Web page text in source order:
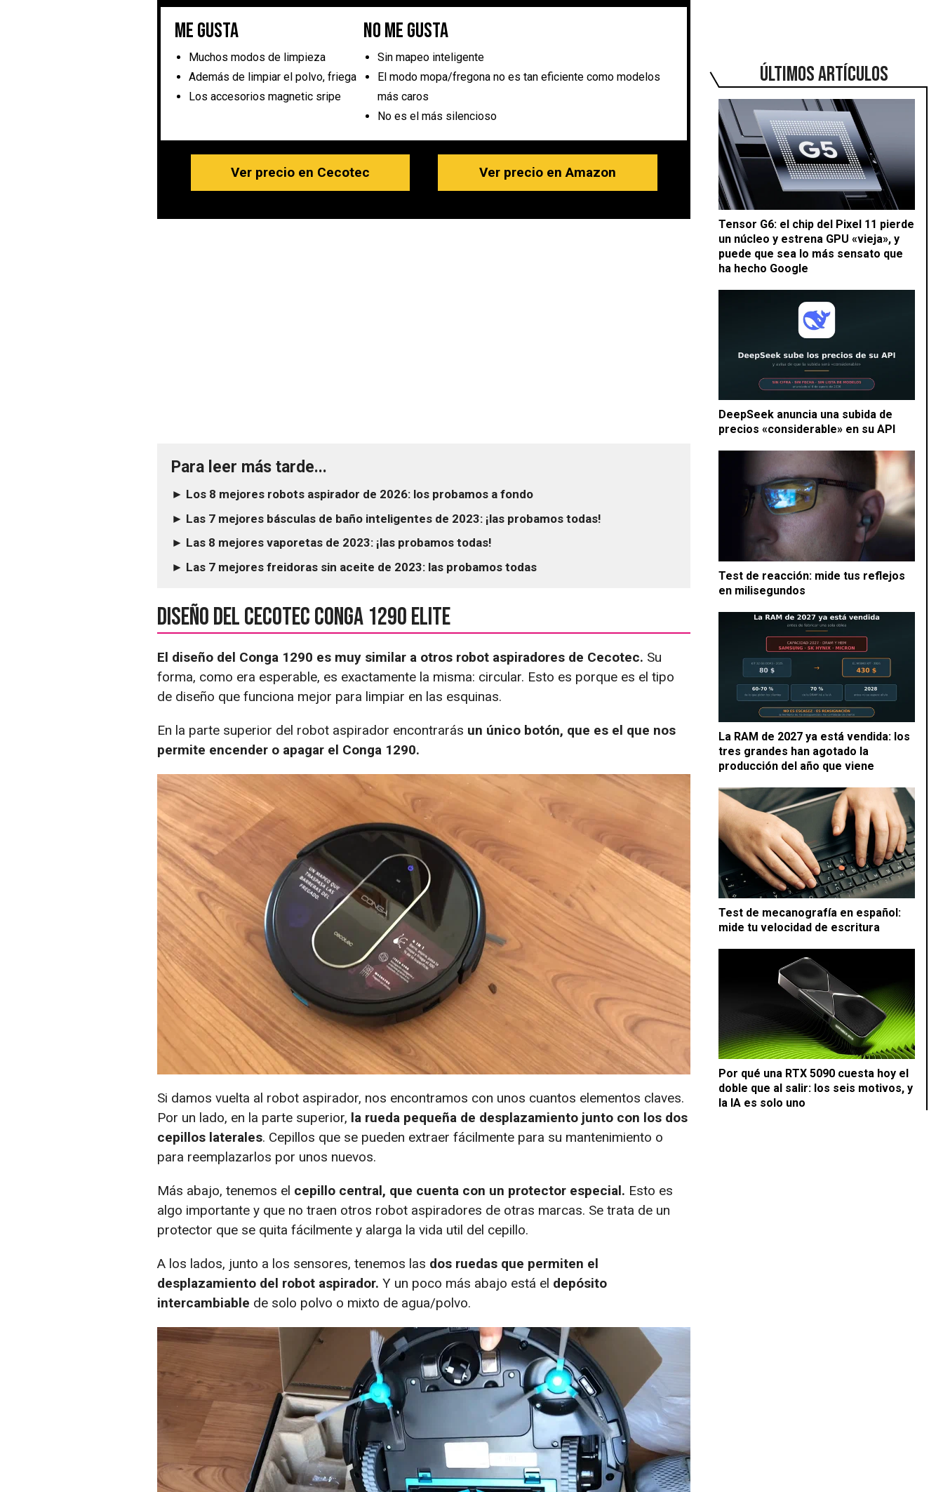
ÚLTIMOS ARTÍCULOS
Tensor G6: el chip del Pixel 11 pierde
un núcleo y estrena GPU «vieja», y
puede que sea lo más sensato que
ha hecho Google
DeepSeek anuncia una subida de
precios «considerable» en su API
Test de reacción: mide tus reflejos
en milisegundos
La RAM de 2027 ya está vendida: los
tres grandes han agotado la
producción del año que viene
Test de mecanografía en español:
mide tu velocidad de escritura
Por qué una RTX 5090 cuesta hoy el
doble que al salir: los seis motivos, y
la IA es solo uno
Me gusta
Muchos modos de limpieza
Además de limpiar el polvo, friega
Los accesorios magnetic sripe
No me gusta
Sin mapeo inteligente
El modo mopa/fregona no es tan eficiente como modelos
más caros
No es el más silencioso
Ver precio en Cecotec Ver precio en Amazon
Para leer más tarde...
► Los 8 mejores robots aspirador de 2026: los probamos a fondo
► Las 7 mejores básculas de baño inteligentes de 2023: ¡las probamos todas!
► Las 8 mejores vaporetas de 2023: ¡las probamos todas!
► Las 7 mejores freidoras sin aceite de 2023: las probamos todas
Diseño del Cecotec Conga 1290 Elite
El diseño del Conga 1290 es muy similar a otros robot aspiradores de Cecotec. Su
forma, como era esperable, es exactamente la misma: circular. Esto es porque es el tipo
de diseño que funciona mejor para limpiar en las esquinas.
En la parte superior del robot aspirador encontrarás un único botón, que es el que nos
permite encender o apagar el Conga 1290.
Si damos vuelta al robot aspirador, nos encontramos con unos cuantos elementos claves.
Por un lado, en la parte superior, la rueda pequeña de desplazamiento junto con los dos
cepillos laterales. Cepillos que se pueden extraer fácilmente para su mantenimiento o
para reemplazarlos por unos nuevos.
Más abajo, tenemos el cepillo central, que cuenta con un protector especial. Esto es
algo importante y que no traen otros robot aspiradores de otras marcas. Se trata de un
protector que se quita fácilmente y alarga la vida util del cepillo.
A los lados, junto a los sensores, tenemos las dos ruedas que permiten el
desplazamiento del robot aspirador. Y un poco más abajo está el depósito
intercambiable de solo polvo o mixto de agua/polvo.